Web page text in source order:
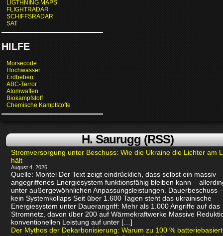
LIGTHNING MAPS
FLIGHTRADAR
SCHIFFSRADAR
SAT
HILFE
Morsecode
Hochwasser
Erdbeben
ABC-Terror
Atomwaffen
Biokampfstoff
Chemische Kampfstoffe
H. Saurugg (RSS)
Stromversorgung unter Beschuss: Wie die Ukraine die Lichter am
hält
August 4, 2026
Quelle: Montel Der Text zeigt eindrücklich, dass selbst ein massiv
angegriffenes Energiesystem funktionsfähig bleiben kann –
unter außergewöhnlichen Anpassungsleistungen. Dauerbeschuss
kein Systemkollaps Seit über 1.600 Tagen steht das ukrainische
Energiesystem unter Dauerangriff: Mehr als 1.000 Angriffe auf das
Stromnetz, davon über 200 auf Wärmekraftwerke Massive
konventionellen Leistung auf unter […]
Der Mythos der Dekarbonisierung: Warum zu 100 %